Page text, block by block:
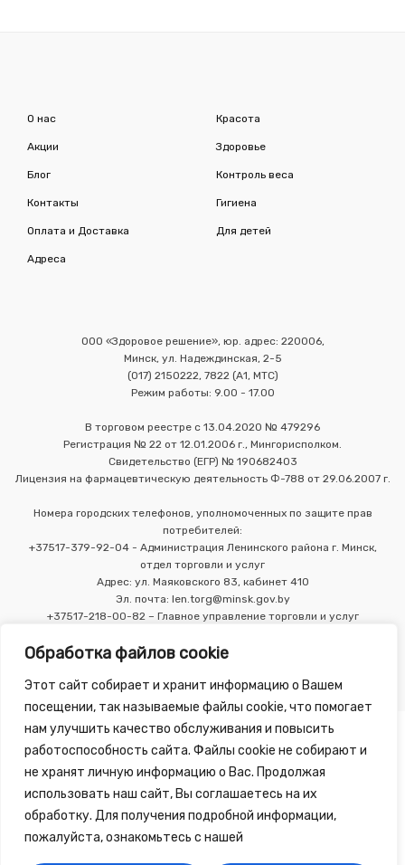
Обработка файлов cookie
Этот сайт собирает и хранит информацию о Вашем
посещении, так называемые файлы cookie, что помогает
нам улучшить качество обслуживания и повысить
работоспособность сайта. Файлы cookie не собирают и
не хранят личную информацию о Вас. Продолжая
использовать наш сайт, Вы соглашаетесь на их
обработку. Для получения подробной информации,
пожалуйста, ознакомьтесь с нашей
О нас
Акции
Блог
Контакты
Оплата и Доставка
Адреса
Красота
Здоровье
Контроль веса
Гигиена
Для детей
ООО «Здоровое решение», юр. адрес: 220006,
Минск, ул. Надеждинская, 2-5
(017) 2150222, 7822 (А1, МТС)
Режим работы: 9.00 - 17.00
В торговом реестре с 13.04.2020 № 479296
Регистрация № 22 от 12.01.2006 г., Мингорисполком.
Свидетельство (ЕГР) № 190682403
Лицензия на фармацевтическую деятельность Ф-788 от 29.06.2007 г.
Номера городских телефонов, уполномоченных по защите прав
потребителей:
+37517-379-92-04 - Администрация Ленинского района г. Минск,
отдел торговли и услуг
Адрес: ул. Маяковского 83, кабинет 410
Эл. почта: len.torg@minsk.gov.by
+37517-218-00-82 – Главное управление торговли и услуг
Copyright 2010 - 2026 ©Зелёная Аптека, разработка сайта
-Tirex Media